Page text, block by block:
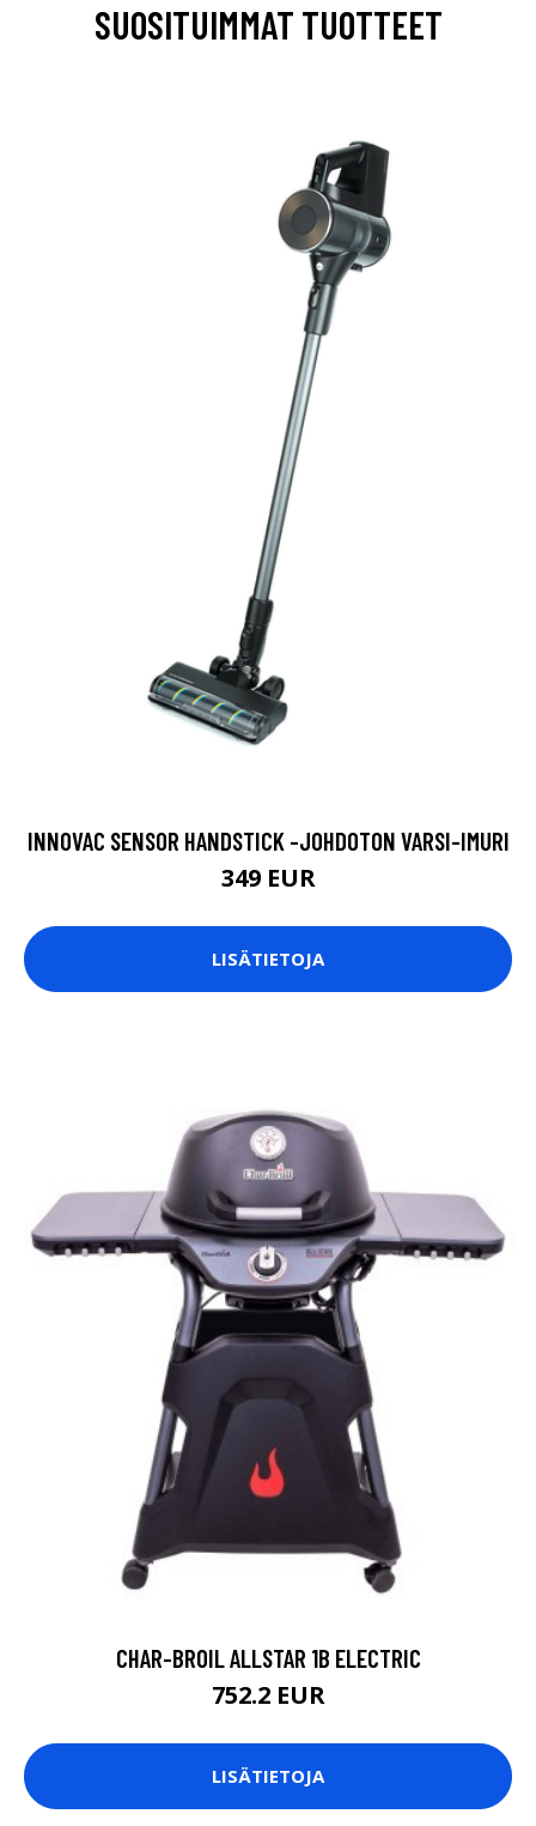
SUOSITUIMMAT TUOTTEET
INNOVAC SENSOR HANDSTICK -JOHDOTON VARSI-IMURI
349 EUR
LISÄTIETOJA
CHAR-BROIL ALLSTAR 1B ELECTRIC
752.2 EUR
LISÄTIETOJA